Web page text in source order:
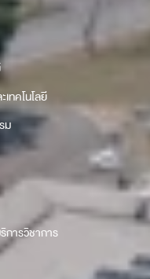
ทคโนโลยี
ม
ารวิชาการ